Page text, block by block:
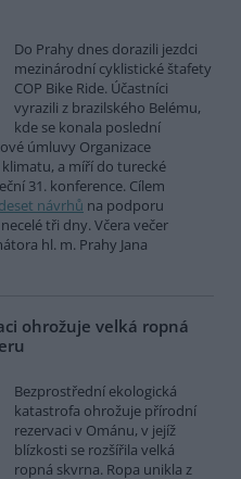
Do Prahy dnes dorazili jezdci
mezinárodní cyklistické štafety
COP Bike Ride. Účastníci
vyrazili z brazilského Belému,
kde se konala poslední
úmluvy Organizace
a míří do turecké
31. konference. Cílem
deset návrhů na podporu
tři dny. Včera večer
hl. m. Prahy Jana
ohrožuje velká ropná
Bezprostřední ekologická
katastrofa ohrožuje přírodní
rezervaci v Ománu, v jejíž
blízkosti se rozšířila velká
ropná skvrna. Ropa unikla z